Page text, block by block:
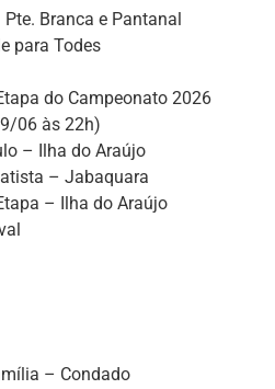
Branca e Pantanal
para Todes
do Campeonato 2026
06 às 22h)
– Ilha do Araújo
– Jabaquara
– Ilha do Araújo
– Condado